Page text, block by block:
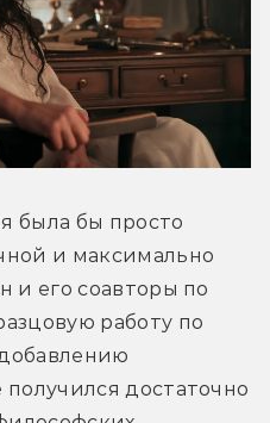
была бы просто
и максимально
и его соавторы по
работу по
достаточно